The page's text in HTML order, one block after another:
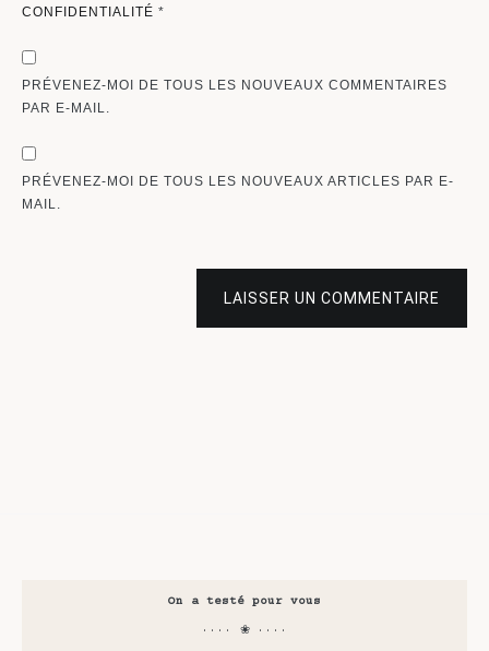
CONFIDENTIALITÉ *
PRÉVENEZ-MOI DE TOUS LES NOUVEAUX COMMENTAIRES
PAR E-MAIL.
PRÉVENEZ-MOI DE TOUS LES NOUVEAUX ARTICLES PAR E-
MAIL.
LAISSER UN COMMENTAIRE
On a testé pour vous
···· ❀ ····